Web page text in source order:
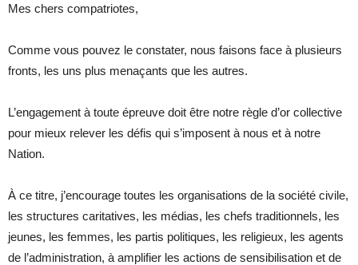
Mes chers compatriotes,
Comme vous pouvez le constater, nous faisons face à plusieurs
fronts, les uns plus menaçants que les autres.
L’engagement à toute épreuve doit être notre règle d’or collective
pour mieux relever les défis qui s’imposent à nous et à notre
Nation.
À ce titre, j’encourage toutes les organisations de la société civile,
les structures caritatives, les médias, les chefs traditionnels, les
jeunes, les femmes, les partis politiques, les religieux, les agents
de l’administration, à amplifier les actions de sensibilisation et de